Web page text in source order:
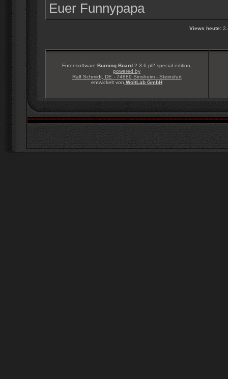
Euer Funnypapa
Views heute:
Forensoftware:Burning Board2.3.6 pl2 special edition,
powered by
Ralf Schmidt, DE - 74889 Sinsheim - Steinsfurt
entwickelt von WoltLab GmbH